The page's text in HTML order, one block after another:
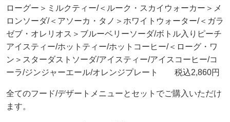
ローグー＞ミルクティー/＜ルーク・スカイウォーカー＞メ
ロンソーダ/＜アソーカ・タノ＞ホワイトウォーター/＜ガラ
ゼブ・オレリオス＞ブルーベリーソーダ/ボトル入りピーチ
アイスティー/ホットティー/ホットコーヒー/＜ローグ・ワ
ン＞スターダストソーダ/アイスティー/アイスコーヒー/コ
ーラ/ジンジャーエール/オレンジプレート 税込2,860円
全てのフード/デザートメニューとセットでご購入いただけ
ます。